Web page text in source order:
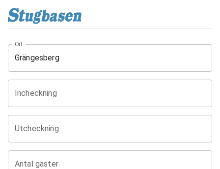
Ort
Incheckning
Utcheckning
Antal gäster